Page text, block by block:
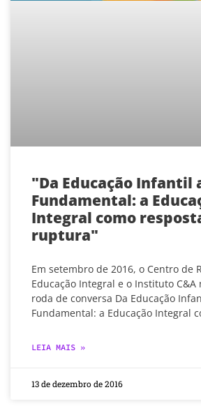
"Da Educação Infantil
Fundamental: a
Integral como
ruptura"
Em setembro de 2016, o Centro de
Educação Integral e o Instituto C&A
roda de conversa Da Educação
Fundamental: a Educação Integral
LEIA MAIS »
13 de dezembro de 2016